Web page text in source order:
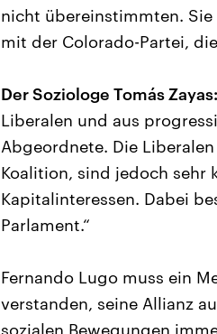
nicht übereinstimmten.
mit der Colorado-Partei,
Der Soziologe Tomás Zayas:
Liberalen und aus
Abgeordnete. Die
Koalition, sind jedoch sehr
Kapitalinteressen. Dabei
Parlament.“
Fernando Lugo muss ein
verstanden, seine Allianz
sozialen Bewegungen